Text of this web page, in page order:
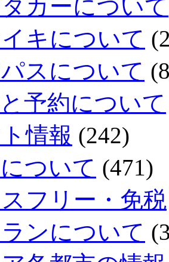
カーについて
キについて
スについて
予約について
情報 (242)
ついて (471)
フリー・免税
ンについて